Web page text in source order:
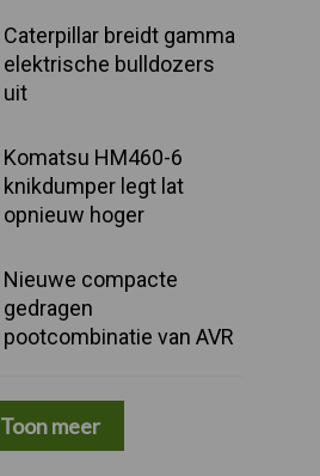
Caterpillar breidt gamma
elektrische bulldozers
uit
Komatsu HM460-6
knikdumper legt lat
opnieuw hoger
Nieuwe compacte
gedragen
pootcombinatie van AVR
Toon meer